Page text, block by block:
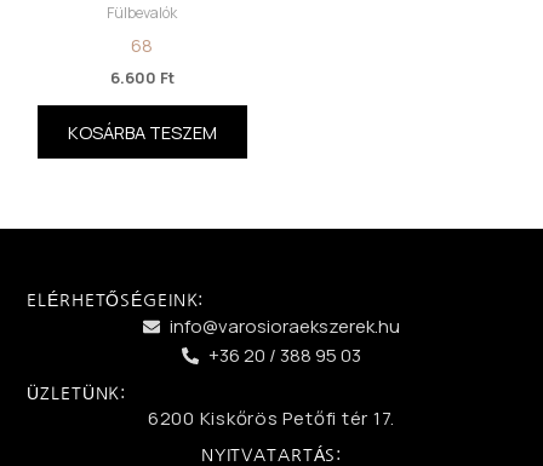
Fülbevalók
68
6.600 Ft
KOSÁRBA TESZEM
ELÉRHETŐSÉGEINK:
info@varosioraekszerek.hu
+36 20 / 388 95 03
ÜZLETÜNK:
6200 Kiskőrös Petőfi tér 17.
NYITVATARTÁS: